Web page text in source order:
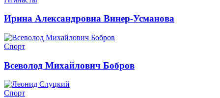
Ирина Александровна Винер-Усманова
Спорт
Всеволод Михайлович Бобров
Спорт